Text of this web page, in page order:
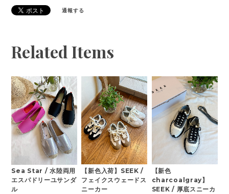
通報する
Related Items
Sea Star / 水陸両用
エスパドリーユサンダ
ル
【新色入荷】SEEK /
フェイクスウェードス
ニーカー
【新色
charcoalgray】
SEEK / 厚底スニーカ